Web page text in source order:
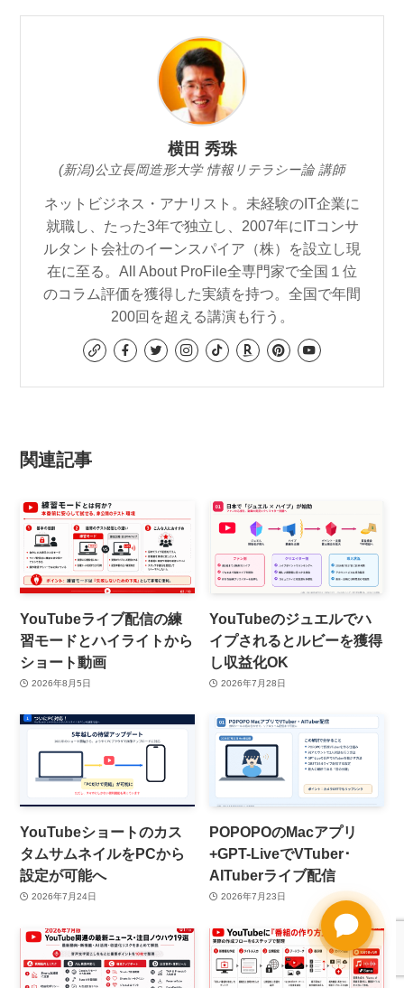
横田 秀珠
(新潟)公立長岡造形大学 情報リテラシー論 講師
ネットビジネス・アナリスト。未経験のIT企業に
就職し、たった3年で独立し、2007年にITコンサ
ルタント会社のイーンスパイア（株）を設立し現
在に至る。All About ProFile全専門家で全国１位
のコラム評価を獲得した実績を持つ。全国で年間
200回を超える講演も行う。
関連記事
YouTubeライブ配信の練
習モードとハイライトから
ショート動画
2026年8月5日
YouTubeのジュエルでハ
イプされるとルビーを獲得
し収益化OK
2026年7月28日
YouTubeショートのカス
タムサムネイルをPCから
設定が可能へ
2026年7月24日
POPOPOのMacアプリ
+GPT-LiveでVTuber･
AITuberライブ配信
2026年7月23日